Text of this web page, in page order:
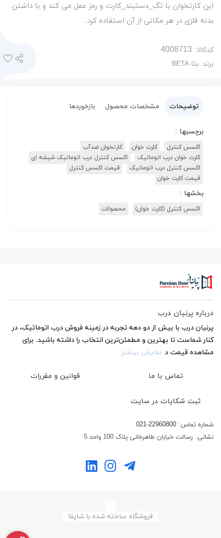
این کارتخوان با تگ_دستبند_کارت و رمز عمل می کند و با داشتن
بدنه فلزی در هر مکانی از آن استفاده کرد.
کدکالا:
برند: بتا BETA
توضیحات مشخصات محصول بازخوردها
برچسبها :
اکسس کنترل کارت خوان
کارتخوان ضدآب
کارت خوان درب اتوماتیک
اکسس کنترل درب اتوماتیک شیشه ای
اکسس کنترل درب اتوماتیک
قیمت اکسس کنترل
قیمت کارت خوان
بخشها :
اکسس کنترل (کارت خوان) محصولات
درباره پرنیان درب
پرنیان درب با بیش از دو دهه تجربه در زمینه فروش درب اتوماتیک، در
کنار شماست تا بهترین و مطمئن‌ترین انتخاب را داشته باشید. برای
مشاهده قیمت د نمایش بیشتر
تماس با ما قوانین و مقررات
ثبت شکایات در سایت
شماره تماس: 021-22960800
نشانی: رسالت خیابان طاهرخانی پلاک 100 واحد 5
فروشگاه ساخته شده با شاپفا